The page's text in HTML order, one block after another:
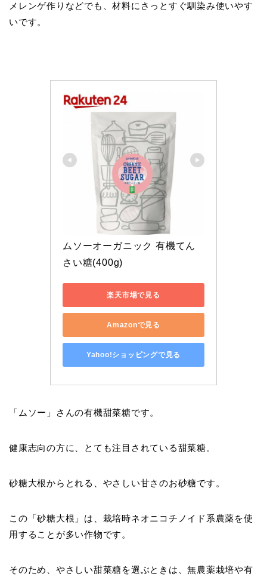
メレンゲ作りなどでも、材料にさっとすぐ馴染み使いやす
いです。
ムソーオーガニック 有機てん
さい糖(400g)
楽天市場で見る
Amazonで見る
Yahoo!ショッピングで見る
「ムソー」さんの有機甜菜糖です。
健康志向の方に、とても注目されている甜菜糖。
砂糖大根からとれる、やさしい甘さのお砂糖です。
この「砂糖大根」は、栽培時ネオニコチノイド系農薬を使
用することが多い作物です。
そのため、やさしい甜菜糖を選ぶときは、無農薬栽培や有